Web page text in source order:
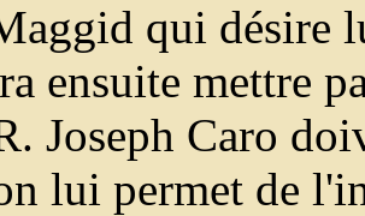
qui désire
ensuite mettre
Joseph Caro
lui permet de